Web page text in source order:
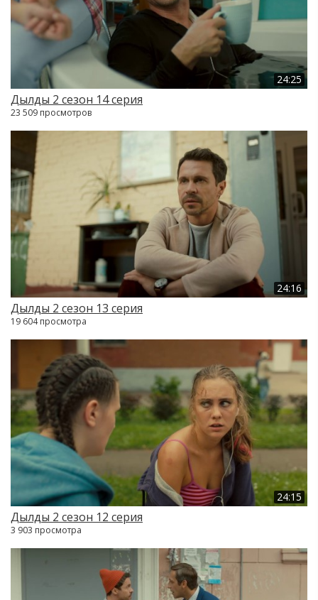
24:25
Дылды 2 сезон 14 серия
23 509 просмотров
24:16
Дылды 2 сезон 13 серия
19 604 просмотра
24:15
Дылды 2 сезон 12 серия
3 903 просмотра